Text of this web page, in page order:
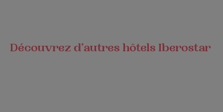
Découvrez d’autres hôtels Iberostar